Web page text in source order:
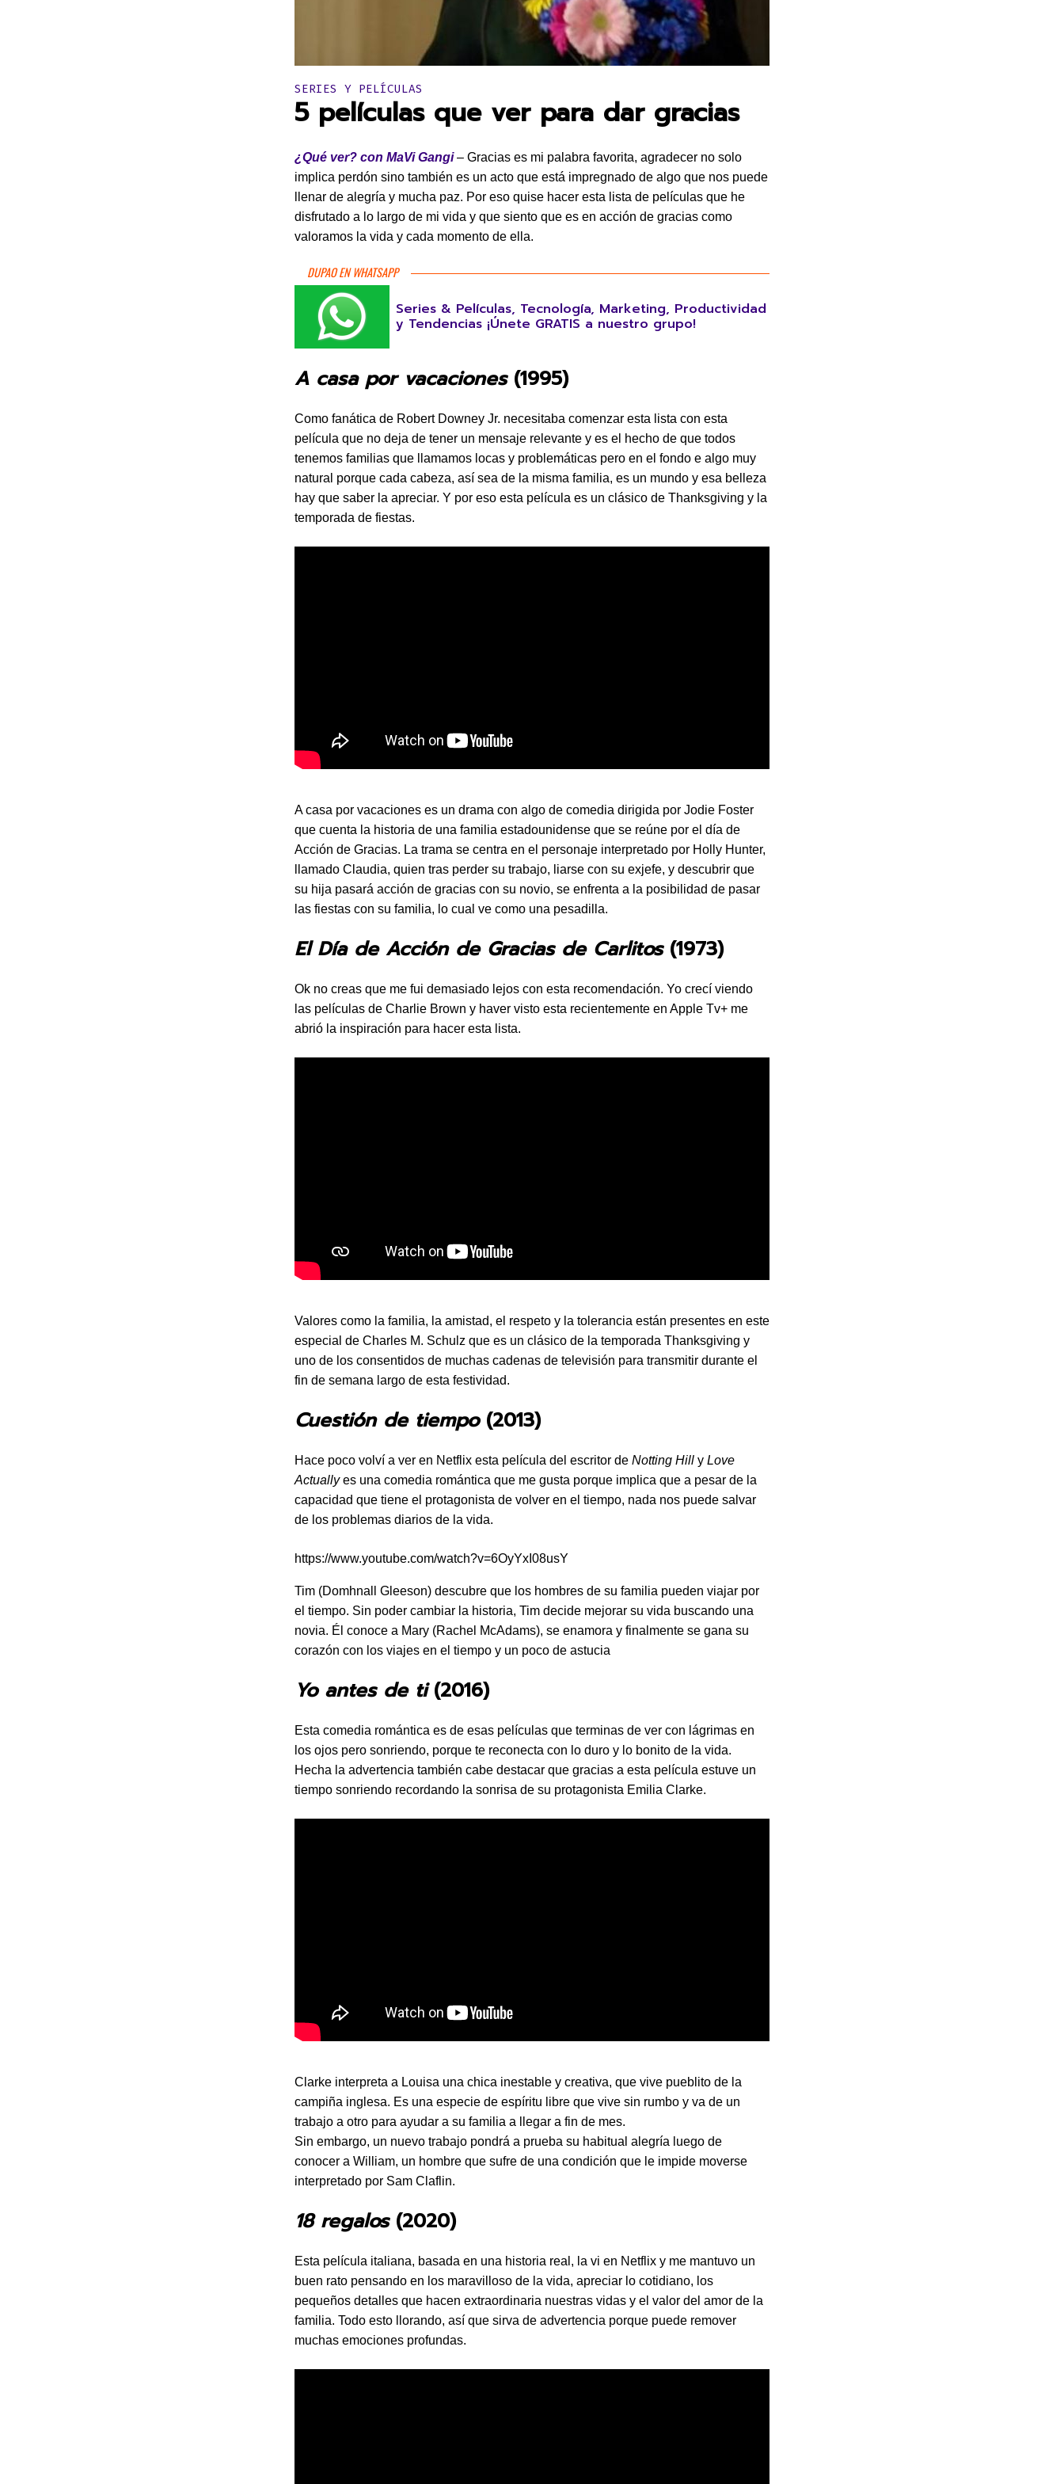
Publicado en:
SERIES Y PELÍCULAS
5 películas que ver para dar gracias
¿Qué ver? con MaVi Gangi– Gracias es mi palabra favorita, agradecer no solo
implica perdón sino también es un acto que está impregnado de algo que nos puede
llenar de alegría y mucha paz. Por eso quise hacer esta lista de películas que he
disfrutado a lo largo de mi vida y que siento que es en acción de gracias como
valoramos la vida y cada momento de ella.
DUPAO EN WHATSAPP
Series & Películas, Tecnología, Marketing, Productividad
y Tendencias ¡Únete GRATIS a nuestro grupo!
A casa por vacaciones (1995)
Como fanática de Robert Downey Jr. necesitaba comenzar esta lista con esta
película que no deja de tener un mensaje relevante y es el hecho de que todos
tenemos familias que llamamos locas y problemáticas pero en el fondo e algo muy
natural porque cada cabeza, así sea de la misma familia, es un mundo y esa belleza
hay que saber la apreciar. Y por eso esta película es un clásico de Thanksgiving y la
temporada de fiestas.
A casa por vacaciones es un drama con algo de comedia dirigida por Jodie Foster
que cuenta la historia de una familia estadounidense que se reúne por el día de
Acción de Gracias. La trama se centra en el personaje interpretado por Holly Hunter,
llamado Claudia, quien tras perder su trabajo, liarse con su exjefe, y descubrir que
su hija pasará acción de gracias con su novio, se enfrenta a la posibilidad de pasar
las fiestas con su familia, lo cual ve como una pesadilla.
El Día de Acción de Gracias de Carlitos(1973)
Ok no creas que me fui demasiado lejos con esta recomendación. Yo crecí viendo
las películas de Charlie Brown y haver visto esta recientemente en Apple Tv+ me
abrió la inspiración para hacer esta lista.
Valores como la familia, la amistad, el respeto y la tolerancia están presentes en este
especial de Charles M. Schulz que es un clásico de la temporada Thanksgiving y
uno de los consentidos de muchas cadenas de televisión para transmitir durante el
fin de semana largo de esta festividad.
Cuestión de tiempo(2013)
Hace poco volví a ver en Netflix esta película del escritor de Notting Hill y Love
Actuallyes una comedia romántica que me gusta porque implica que a pesar de la
capacidad que tiene el protagonista de volver en el tiempo, nada nos puede salvar
de los problemas diarios de la vida.
https://www.youtube.com/watch?v=6OyYxI08usY
Tim (Domhnall Gleeson) descubre que los hombres de su familia pueden viajar por
el tiempo. Sin poder cambiar la historia, Tim decide mejorar su vida buscando una
novia. Él conoce a Mary (Rachel McAdams), se enamora y finalmente se gana su
corazón con los viajes en el tiempo y un poco de astucia
Yo antes de ti(2016)
Esta comedia romántica es de esas películas que terminas de ver con lágrimas en
los ojos pero sonriendo, porque te reconecta con lo duro y lo bonito de la vida.
Hecha la advertencia también cabe destacar que gracias a esta película estuve un
tiempo sonriendo recordando la sonrisa de su protagonista Emilia Clarke.
Clarke interpreta a Louisa una chica inestable y creativa, que vive pueblito de la
campiña inglesa. Es una especie de espíritu libre que vive sin rumbo y va de un
trabajo a otro para ayudar a su familia a llegar a fin de mes.
Sin embargo, un nuevo trabajo pondrá a prueba su habitual alegría luego de
conocer a William, un hombre que sufre de una condición que le impide moverse
interpretado por Sam Claflin.
18 regalos(2020)
Esta película italiana, basada en una historia real, la vi en Netflix y me mantuvo un
buen rato pensando en los maravilloso de la vida, apreciar lo cotidiano, los
pequeños detalles que hacen extraordinaria nuestras vidas y el valor del amor de la
familia. Todo esto llorando, así que sirva de advertencia porque puede remover
muchas emociones profundas.